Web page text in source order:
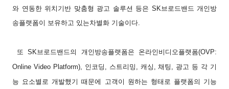
와 연동한 위치기반 맞춤형 광고 솔루션 등은 SK브로드밴드 개인방
송플랫폼이 보유하고 있는차별화 기술이다.
또 SK브로드밴드의 개인방송플랫폼은 온라인비디오플랫폼(OVP:
Online Video Platform), 인코딩 , 스트리밍 , 캐싱 , 채팅 , 광고 등 각 기
능 요소별로 개발했기 때문에 고객이 원하는 형태로 플랫폼의 기능